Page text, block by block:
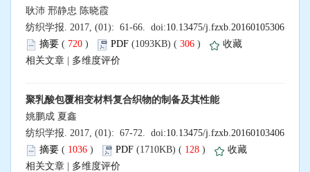
耿沛 邢静忠 陈晓霞
纺织学报. 2017, (01): 61-66. doi:10.13475/j.fzxb.20160105306
摘要 ( 720 ) PDF (1093KB) ( 306 )
收藏
相关文章
多维度评价
聚乳酸包覆相变材料复合织物的制备及其性能
姚鹏成 夏鑫
纺织学报. 2017, (01): 67-72. doi:10.13475/j.fzxb.20160103406
摘要 ( 1036 ) PDF (1710KB) ( 128 )
收藏
相关文章
多维度评价